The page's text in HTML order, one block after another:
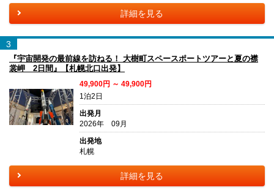
詳細を見る
3
『宇宙開発の最前線を訪ねる！ 大樹町スペースポートツアーと夏の襟
裳岬 2日間』【札幌北口出発】
49,900円 ～ 49,900円
1泊2日
出発月
2026年 09月
出発地
札幌
詳細を見る